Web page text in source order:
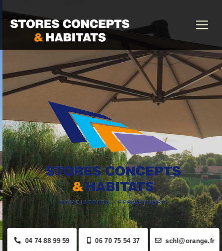
04 74 88 99 59 06 70 75 54 37 schl@orange.fr